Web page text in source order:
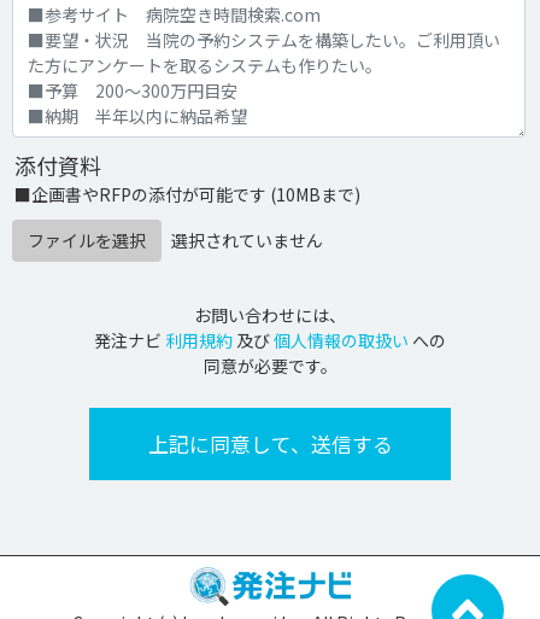
添付資料
■企画書やRFPの添付が可能です (10MBまで)
ファイルを選択
選択されていません
お問い合わせには、
発注ナビ 利用規約 及び個人情報の取扱い への
同意が必要です。